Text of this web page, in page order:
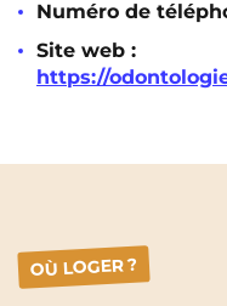
Toulouse
Numéro de
Site web :
https://
OÙ LOGER ?